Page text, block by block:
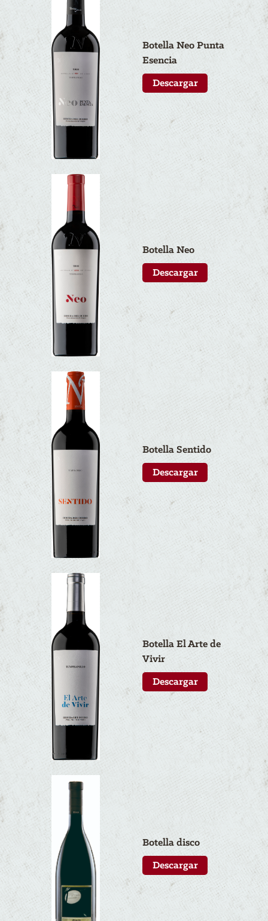
Botella NeoPunta
Esencia
Descargar
Botella Neo
Descargar
Botella Sentido
Descargar
Botella El Arte de
Vivir
Descargar
Botella disco
Descargar